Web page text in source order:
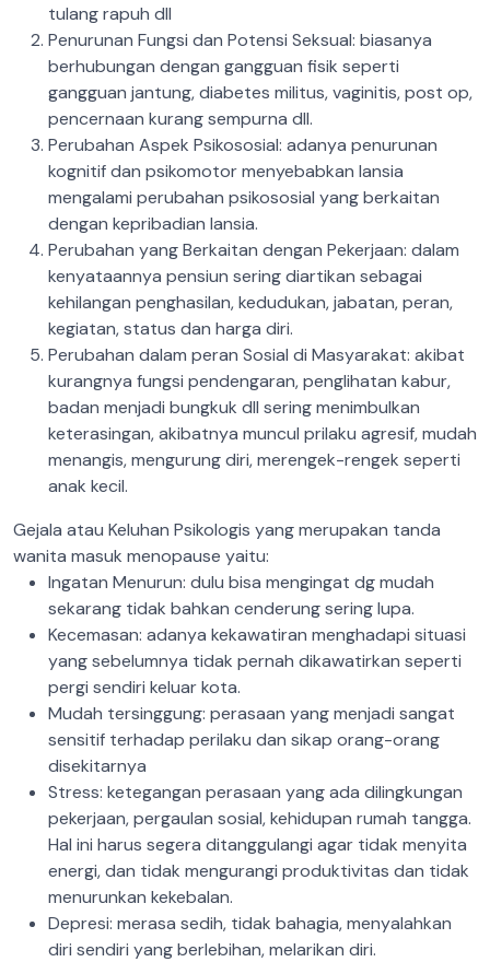
tulang rapuh dll
Penurunan Fungsi dan Potensi Seksual: biasanya
berhubungan dengan gangguan fisik seperti
gangguan jantung, diabetes militus, vaginitis, post op,
pencernaan kurang sempurna dll.
Perubahan Aspek Psikososial: adanya penurunan
kognitif dan psikomotor menyebabkan lansia
mengalami perubahan psikososial yang berkaitan
dengan kepribadian lansia.
Perubahan yang Berkaitan dengan Pekerjaan: dalam
kenyataannya pensiun sering diartikan sebagai
kehilangan penghasilan, kedudukan, jabatan, peran,
kegiatan, status dan harga diri.
Perubahan dalam peran Sosial di Masyarakat: akibat
kurangnya fungsi pendengaran, penglihatan kabur,
badan menjadi bungkuk dll sering menimbulkan
keterasingan, akibatnya muncul prilaku agresif, mudah
menangis, mengurung diri, merengek-rengek seperti
anak kecil.
Gejala atau Keluhan Psikologis yang merupakan tanda
wanita masuk menopause yaitu:
Ingatan Menurun: dulu bisa mengingat dg mudah
sekarang tidak bahkan cenderung sering lupa.
Kecemasan: adanya kekawatiran menghadapi situasi
yang sebelumnya tidak pernah dikawatirkan seperti
pergi sendiri keluar kota.
Mudah tersinggung: perasaan yang menjadi sangat
sensitif terhadap perilaku dan sikap orang-orang
disekitarnya
Stress: ketegangan perasaan yang ada dilingkungan
pekerjaan, pergaulan sosial, kehidupan rumah tangga.
Hal ini harus segera ditanggulangi agar tidak menyita
energi, dan tidak mengurangi produktivitas dan tidak
menurunkan kekebalan.
Depresi: merasa sedih, tidak bahagia, menyalahkan
diri sendiri yang berlebihan, melarikan diri.